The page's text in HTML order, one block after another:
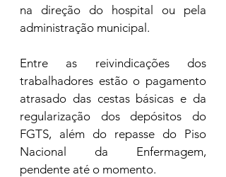
na direção do hospital ou pela
administração municipal.
Entre as reivindicações dos
trabalhadores estão o pagamento
atrasado das cestas básicas e da
regularização dos depósitos do
FGTS, além do repasse do Piso
Nacional da Enfermagem,
pendente até o momento.